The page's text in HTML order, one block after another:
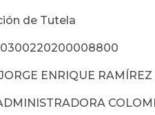
de Tutela
ENRIQUE RAMÍREZ